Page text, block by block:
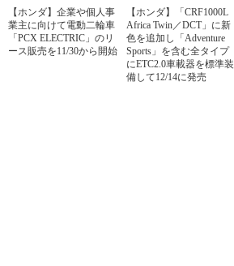
【ホンダ】企業や個人事
業主に向けて電動二輪車
「PCX ELECTRIC」のリ
ース販売を11/30から開始
【ホンダ】「CRF1000L
Africa Twin／DCT」に新
色を追加し「Adventure
Sports」を含む全タイプ
にETC2.0車載器を標準装
備して12/14に発売